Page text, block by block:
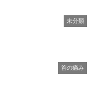
未分類
首の痛み